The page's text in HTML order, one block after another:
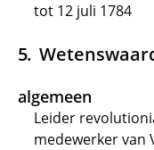
tot 12 juli 1784
algemeen
Leider
medewerker van